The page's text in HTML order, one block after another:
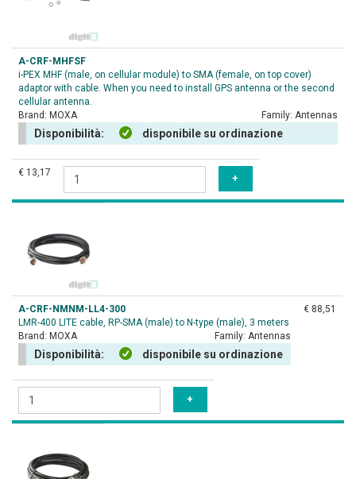
A-CRF-MHFSF
i-PEX MHF (male, on cellular module) to SMA (female, on top cover)
adaptor with cable. When you need to install GPS antenna or the second
cellular antenna.
Brand: MOXA Family: Antennas
Disponibilità: disponibile su ordinazione
€ 13,17
A-CRF-NMNM-LL4-300
LMR-400 LITE cable, RP-SMA (male) to N-type (male), 3 meters
Brand: MOXA Family: Antennas
Disponibilità: disponibile su ordinazione
€ 88,51